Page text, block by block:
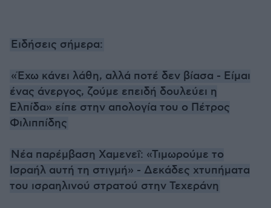
Ειδήσεις σήμερα:
«Έχω κάνει λάθη, αλλά ποτέ δεν βίασα - Είμαι
ένας άνεργος, ζούμε επειδή δουλεύει η
Ελπίδα» είπε στην απολογία του ο Πέτρος
Φιλιππίδης
Νέα παρέμβαση Χαμενεΐ: «Τιμωρούμε το
Ισραήλ αυτή τη στιγμή» - Δεκάδες χτυπήματα
του ισραηλινού στρατού στην Τεχεράνη